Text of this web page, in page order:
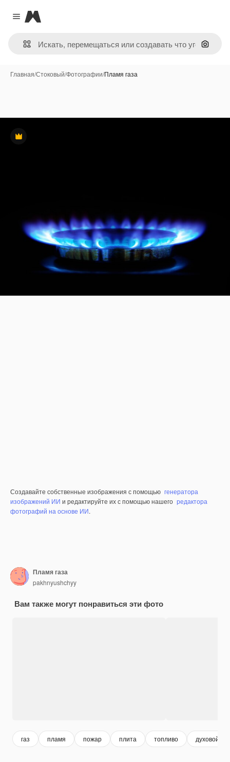
Close menu
Magnific
Поиск
Главная/Стоковый/Фотографии/Пламя газа
Премиум
Создавайте собственные изображения с помощью генератора
изображений ИИ и редактируйте их с помощью нашего редактора
фотографий на основе ИИ.
Пламя газа
pakhnyushchyy
Вам также могут понравиться эти фото
газ пламя пожар плита топливо духовой